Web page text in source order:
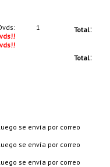
1 Total:
Total:
se envía por correo
se envía por correo
se envía por correo